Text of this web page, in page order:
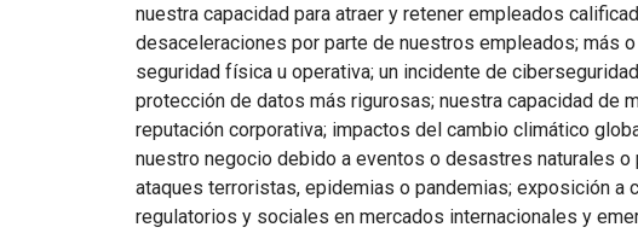
nuestra capacidad para atraer y retener empleados
desaceleraciones por parte de nuestros empleados; más
seguridad física u operativa; un incidente de
protección de datos más rigurosas; nuestra capacidad de
reputación corporativa; impactos del cambio climático
nuestro negocio debido a eventos o desastres naturales
ataques terroristas, epidemias o pandemias; exposición a
regulatorios y sociales en mercados internacionales y